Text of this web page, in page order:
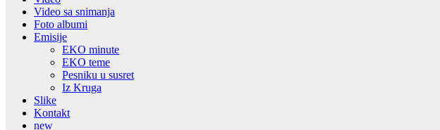
Video sa snimanja
Foto albumi
Emisije
EKO minute
EKO teme
Pesniku u susret
Iz Kruga
Slike
Kontakt
new